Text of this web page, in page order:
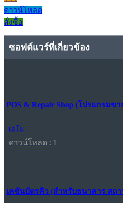
ดาวน์โหลด
สั่งซื้อ
ซอฟต์แวร์ที่เกี่ยวข้อง
POS & Repair Shop (โปรแกรม
เดโม
ดาวน์โหลด : 1
เคชันบัตรคิว (สำหรับธนาคาร สถ